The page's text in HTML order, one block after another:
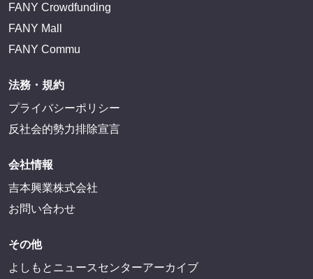
FANY Crowdfunding
FANY Mall
FANY Commu
法務・規約
プライバシーポリシー
反社会的勢力排除宣言
会社情報
吉本興業株式会社
お問い合わせ
その他
よしもとニュースセンターアーカイブ